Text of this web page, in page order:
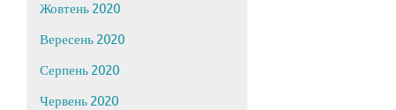
Жовтень 2020
Вересень 2020
Серпень 2020
Червень 2020